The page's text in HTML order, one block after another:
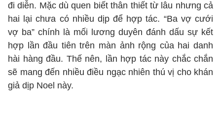
đi diễn. Mặc dù quen biết thân thiết từ lâu nhưng cả
hai lại chưa có nhiều dịp để hợp tác. “Ba vợ cưới
vợ ba” chính là mối lương duyên đánh dấu sự kết
hợp lần đầu tiên trên màn ảnh rộng của hai danh
hài hàng đầu. Thế nên, lần hợp tác này chắc chắn
sẽ mang đến nhiều điều ngạc nhiên thú vị cho khán
giả dịp Noel này.